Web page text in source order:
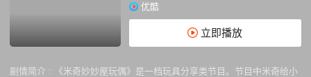
优酷
立即播放
剧情简介 :
《米奇妙妙屋玩偶》是一档玩具分享类节目。节目中米奇给小